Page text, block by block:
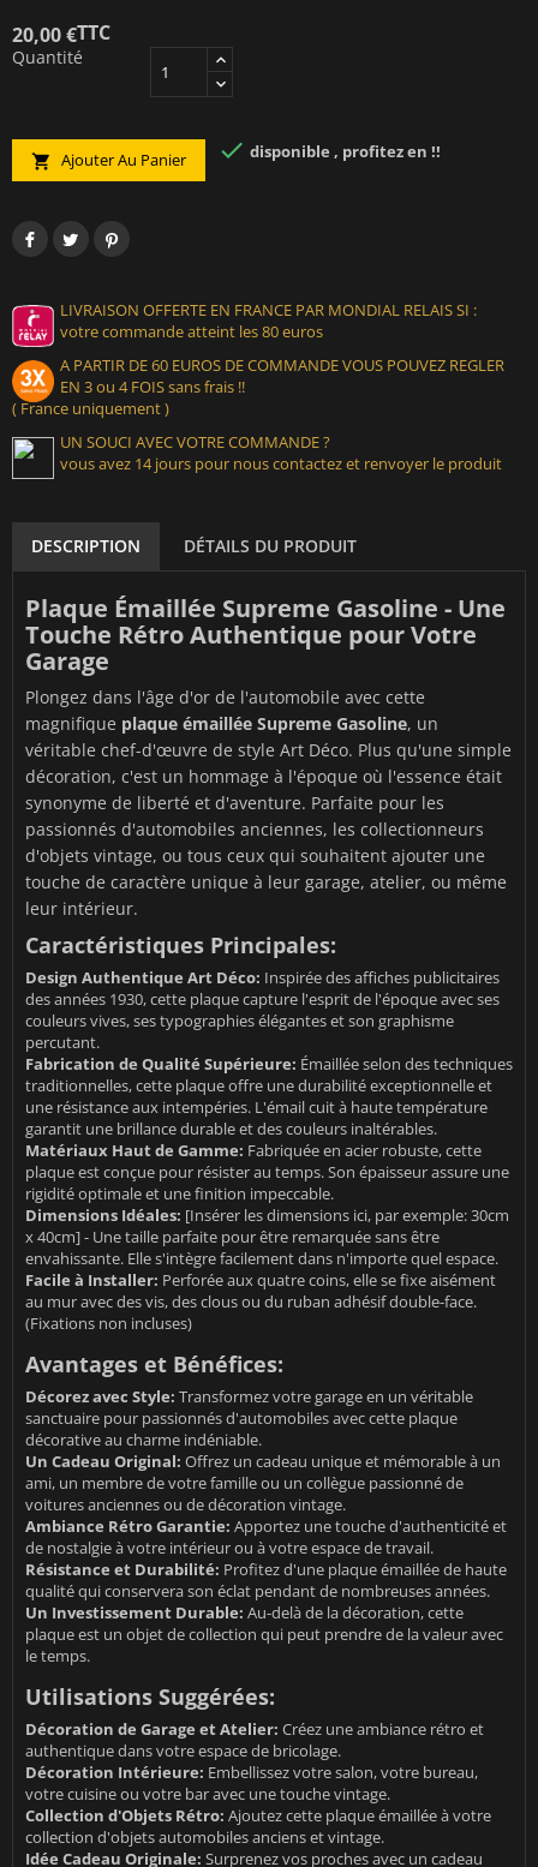
20,00 €TTC
Quantité
 Ajouter Au Panier  disponible , profitez en !!
LIVRAISON OFFERTE EN FRANCE PAR MONDIAL RELAIS SI :
votre commande atteint les 80 euros
A PARTIR DE 60 EUROS DE COMMANDE VOUS POUVEZ REGLER
EN 3 ou 4 FOIS sans frais !!
( France uniquement )
UN SOUCI AVEC VOTRE COMMANDE ?
vous avez 14 jours pour nous contactez et renvoyer le produit
DESCRIPTION DÉTAILS DU PRODUIT
Plaque Émaillée Supreme Gasoline - Une
Touche Rétro Authentique pour Votre
Garage
Plongez dans l'âge d'or de l'automobile avec cette
magnifique plaque émaillée Supreme Gasoline, un
véritable chef-d'œuvre de style Art Déco. Plus qu'une simple
décoration, c'est un hommage à l'époque où l'essence était
synonyme de liberté et d'aventure. Parfaite pour les
passionnés d'automobiles anciennes, les collectionneurs
d'objets vintage, ou tous ceux qui souhaitent ajouter une
touche de caractère unique à leur garage, atelier, ou même
leur intérieur.
Caractéristiques Principales:
Design Authentique Art Déco: Inspirée des affiches publicitaires
des années 1930, cette plaque capture l'esprit de l'époque avec ses
couleurs vives, ses typographies élégantes et son graphisme
percutant.
Fabrication de Qualité Supérieure: Émaillée selon des techniques
traditionnelles, cette plaque offre une durabilité exceptionnelle et
une résistance aux intempéries. L'émail cuit à haute température
garantit une brillance durable et des couleurs inaltérables.
Matériaux Haut de Gamme: Fabriquée en acier robuste, cette
plaque est conçue pour résister au temps. Son épaisseur assure une
rigidité optimale et une finition impeccable.
Dimensions Idéales: [Insérer les dimensions ici, par exemple: 30cm
x 40cm] - Une taille parfaite pour être remarquée sans être
envahissante. Elle s'intègre facilement dans n'importe quel espace.
Facile à Installer: Perforée aux quatre coins, elle se fixe aisément
au mur avec des vis, des clous ou du ruban adhésif double-face.
(Fixations non incluses)
Avantages et Bénéfices:
Décorez avec Style: Transformez votre garage en un véritable
sanctuaire pour passionnés d'automobiles avec cette plaque
décorative au charme indéniable.
Un Cadeau Original: Offrez un cadeau unique et mémorable à un
ami, un membre de votre famille ou un collègue passionné de
voitures anciennes ou de décoration vintage.
Ambiance Rétro Garantie: Apportez une touche d'authenticité et
de nostalgie à votre intérieur ou à votre espace de travail.
Résistance et Durabilité: Profitez d'une plaque émaillée de haute
qualité qui conservera son éclat pendant de nombreuses années.
Un Investissement Durable: Au-delà de la décoration, cette
plaque est un objet de collection qui peut prendre de la valeur avec
le temps.
Utilisations Suggérées:
Décoration de Garage et Atelier: Créez une ambiance rétro et
authentique dans votre espace de bricolage.
Décoration Intérieure: Embellissez votre salon, votre bureau,
votre cuisine ou votre bar avec une touche vintage.
Collection d'Objets Rétro: Ajoutez cette plaque émaillée à votre
collection d'objets automobiles anciens et vintage.
Idée Cadeau Originale: Surprenez vos proches avec un cadeau